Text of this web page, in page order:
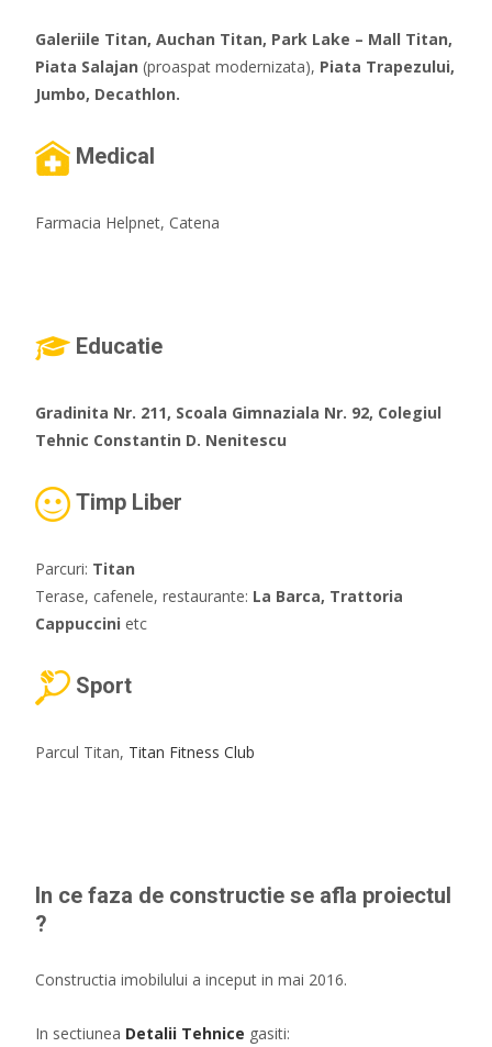
Galeriile Titan, Auchan Titan, Park Lake – Mall Titan,
Piata Salajan (proaspat modernizata), Piata Trapezului,
Jumbo, Decathlon.
Medical
Farmacia Helpnet, Catena
Educatie
Gradinita Nr. 211, Scoala Gimnaziala Nr. 92, Colegiul
Tehnic Constantin D. Nenitescu
Timp Liber
Parcuri: Titan
Terase, cafenele, restaurante: La Barca, Trattoria
Cappuccini etc
Sport
Parcul Titan, Titan Fitness Club
In ce faza de constructie se afla proiectul
?
Constructia imobilului a inceput in mai 2016.
In sectiunea Detalii Tehnice gasiti: